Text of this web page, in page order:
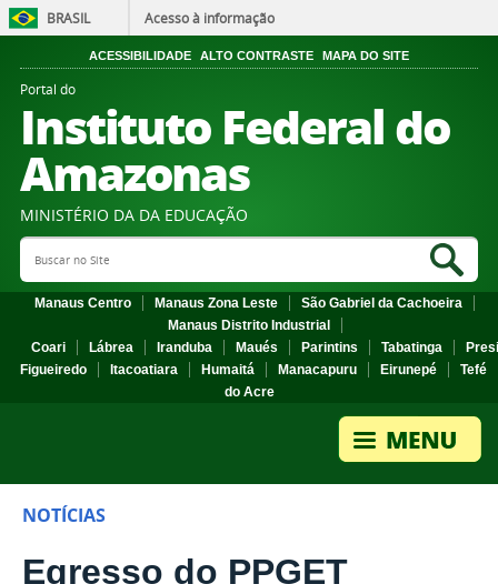
BRASIL Acesso à informação
ACESSIBILIDADE ALTO CONTRASTE MAPA DO SITE
Portal do
Instituto Federal do
Amazonas
MINISTÉRIO DA DA EDUCAÇÃO
Search Site
Manaus Centro Manaus Zona Leste
São Gabriel da Cachoeira
Manaus Distrito Industrial
Coari
Lábrea Iranduba Maués Parintins Tabatinga
Figueiredo
Itacoatiara Humaitá Manacapuru Eirunepé
Tefé
do Acre
NOTÍCIAS
Egresso do PPGET